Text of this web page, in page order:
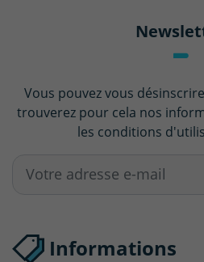
Vous pouvez vous
trouverez pour cela nos
les conditions
Informations